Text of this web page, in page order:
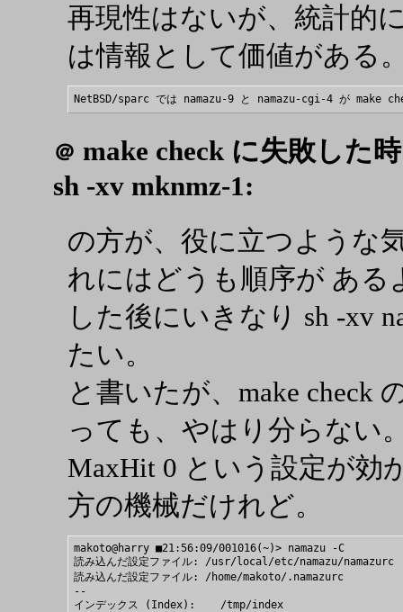
再現性はないが、統計的
は情報として価値がある
＠ make check に失敗した
sh -xv mknmz-1:
の方が、役に立つような
れにはどうも順序が ある
した後にいきなり sh -xv
たい。
と書いたが、make check
っても、やはり分らない
MaxHit 0 という設定が効
方の機械だけれど。
makoto@harry ■21:56:09/001016(~)> namazu -C
読み込んだ設定ファイル: /usr/local/etc/namazu/namazurc
読み込んだ設定ファイル: /home/makoto/.namazurc
--
インデックス (Index):    /tmp/index